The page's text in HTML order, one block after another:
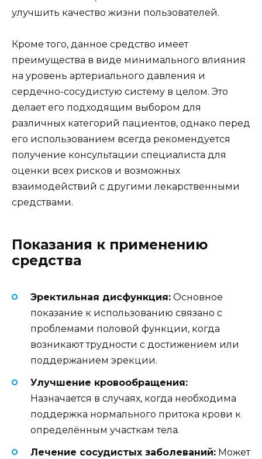
улучшить качество жизни пользователей.
Кроме того, данное средство имеет
преимущества в виде минимального влияния
на уровень артериального давления и
сердечно-сосудистую систему в целом. Это
делает его подходящим выбором для
различных категорий пациентов, однако перед
его использованием всегда рекомендуется
получение консультации специалиста для
оценки всех рисков и возможных
взаимодействий с другими лекарственными
средствами.
Показания к применению
средства
Эректильная дисфункция: Основное
показание к использованию связано с
проблемами половой функции, когда
возникают трудности с достижением или
поддержанием эрекции.
Улучшение кровообращения:
Назначается в случаях, когда необходима
поддержка нормального притока крови к
определённым участкам тела.
Лечение сосудистых заболеваний: Может